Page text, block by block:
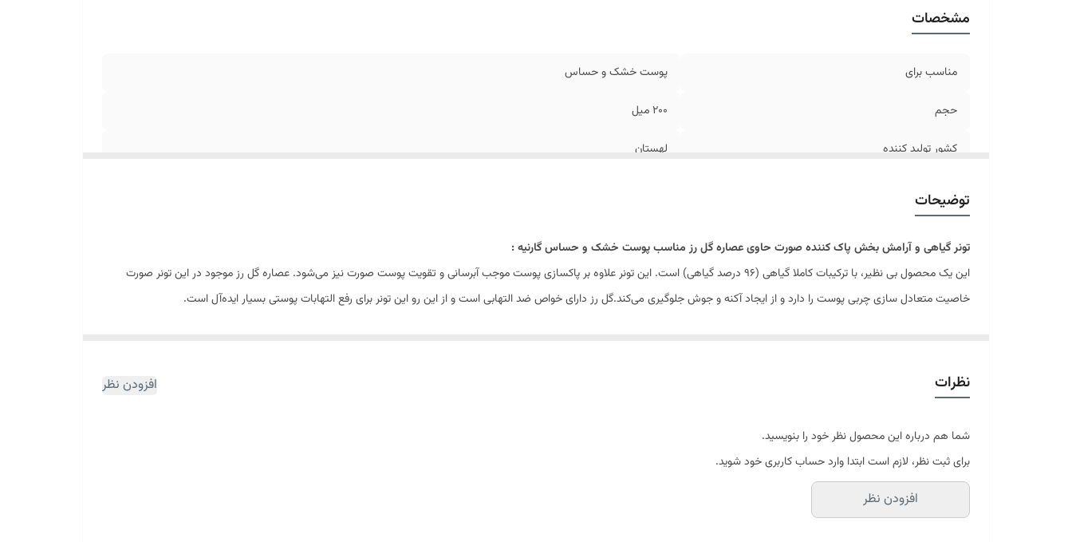
مشخصات
مناسب برای پوست خشک و حساس
حجم 200 میل
کشور تولید کننده لهستان
توضیحات
تونر گیاهی و آرامش بخش پاک کننده صورت حاوی عصاره گل رز مناسب پوست خشک و حساس گارنیه :
این یک محصول بی نظیر، با ترکیبات کاملا گیاهی (96 درصد گیاهی) است. این تونر علاوه بر پاکسازی پوست موجب آبرسانی و تقویت پوست صورت نیز می‌شود. عصاره گل رز موجود در این تونر صورت
خاصیت متعادل سازی چربی پوست را دارد و از ایجاد آکنه و جوش جلوگیری می‌کند.گل رز دارای خواص ضد التهابی است و از این رو این تونر برای رفع التهابات پوستی بسیار ایده‌آل است.
شما را درخشان و لطیف می‌کند.
گارنیه یک برند قدیمی و محبوب است که به صورت تخصصی به تولید محصولات بهداشتی مراقبتی پوست و مو می‌پردازد. محصولات گارنیه امروزه در سراسر دنیا محبوبیت ویژه ای یافته است.
ویژگی‌های محصول:
تسکین دهنده و آرامش بخش پوست
مناسب پوست خشک و حساس
نظرات افزودن نظر
شما هم درباره این محصول نظر خود را بنویسید.
برای ثبت نظر، لازم است ابتدا وارد حساب کاربری خود شوید.
افزودن نظر